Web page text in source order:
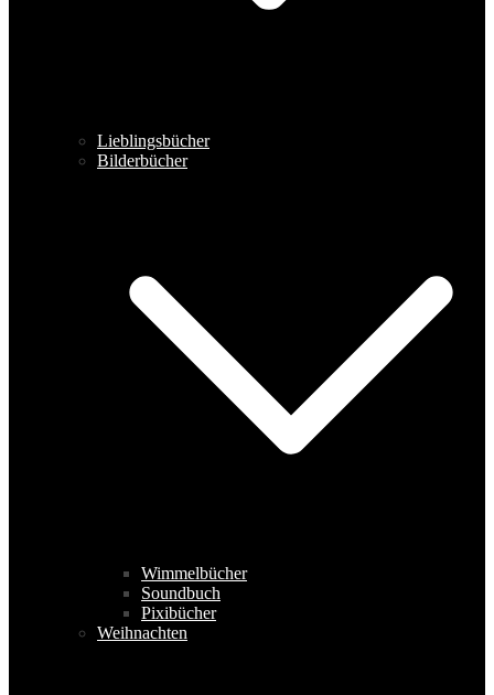
Lieblingsbücher
Bilderbücher
Wimmelbücher
Soundbuch
Pixibücher
Weihnachten